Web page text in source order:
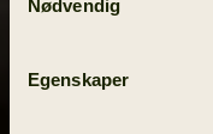
Nødvendig
Egenskaper